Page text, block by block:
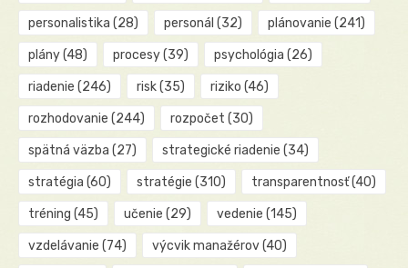
personalistika (28) personál (32) plánovanie (241)
plány(48) procesy(39) psychológia (26)
riadenie (246) risk(35) riziko (46)
rozhodovanie (244) rozpočet (30)
spätná väzba (27) strategické riadenie (34)
stratégia (60) stratégie (310) transparentnosť(40)
tréning (45) učenie (29) vedenie (145)
vzdelávanie (74) výcvik manažérov(40)